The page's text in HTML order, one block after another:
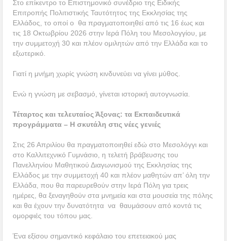
Στο επίκεντρο το Επιστημονικό συνέδριο της Ειδικής
Επιτροπής Πολιτιστικής Ταυτότητος της Εκκλησίας της
Ελλάδος, το οποί ο θα πραγματοποιηθεί από τις 16 έως και
τις 18 Οκτωβρίου 2026 στην Ιερά Πόλη του Μεσολογγίου, με
την συμμετοχή 30 και πλέον ομιλητών από την Ελλάδα και το
εξωτερικό.
Γιατί η μνήμη χωρίς γνώση κινδυνεύει να γίνει μύθος.
Ενώ η γνώση με σεβασμό, γίνεται ιστορική αυτογνωσία.
Τέταρτος και τελευταίος Άξονας: τα Εκπαιδευτικά
προγράμματα – Η σκυτάλη στις νέες γενιές
Στις 26 Απριλίου θα πραγματοποιηθεί εδώ στο Μεσολόγγι και
στο Καλλιτεχνικό Γυμνάσιο, η τελετή βράβευσης του
Πανελληνίου Μαθητικού Διαγωνισμού της Εκκλησίας της
Ελλάδος με την συμμετοχή 40 και πλέον μαθητών απ’ όλη την
Ελλάδα, που θα παρευρεθούν στην Ιερά Πόλη για τρεις
ημέρες, θα ξεναγηθούν στα μνημεία και στα μουσεία της πόλης
και θα έχουν την δυνατότητα να θαυμάσουν από κοντά τις
ομορφιές του τόπου μας.
Ένα εξίσου σημαντικό κεφάλαιο του επετειακού μας